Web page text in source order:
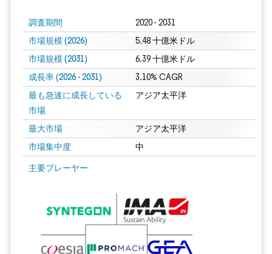
調査期間 2020 - 2031
市場規模 (2026) 5.48 十億米ドル
市場規模 (2031) 6.39 十億米ドル
成長率 (2026 - 2031) 3.10% CAGR
最も急速に成長している
市場
アジア太平洋
最大市場 アジア太平洋
市場集中度 中
主要プレーヤー
画像 © Mordor Intelligence。再利用にはCC BY 4.0の表示が必要です。